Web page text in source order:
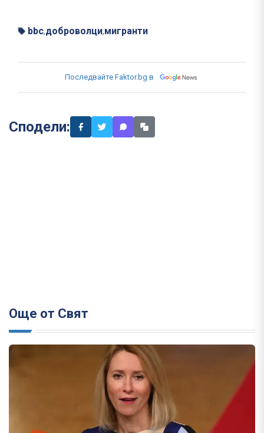
bbc,доброволци,мигранти
Последвайте Faktor.bg в
Сподели:
Още от Свят